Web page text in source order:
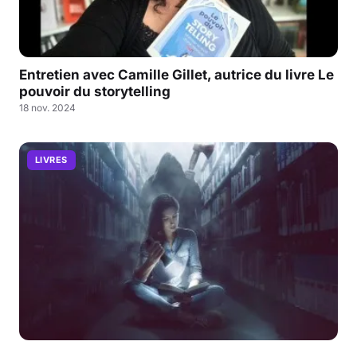
Entretien avec Camille Gillet, autrice du livre Le
pouvoir du storytelling
18 nov. 2024
LIVRES